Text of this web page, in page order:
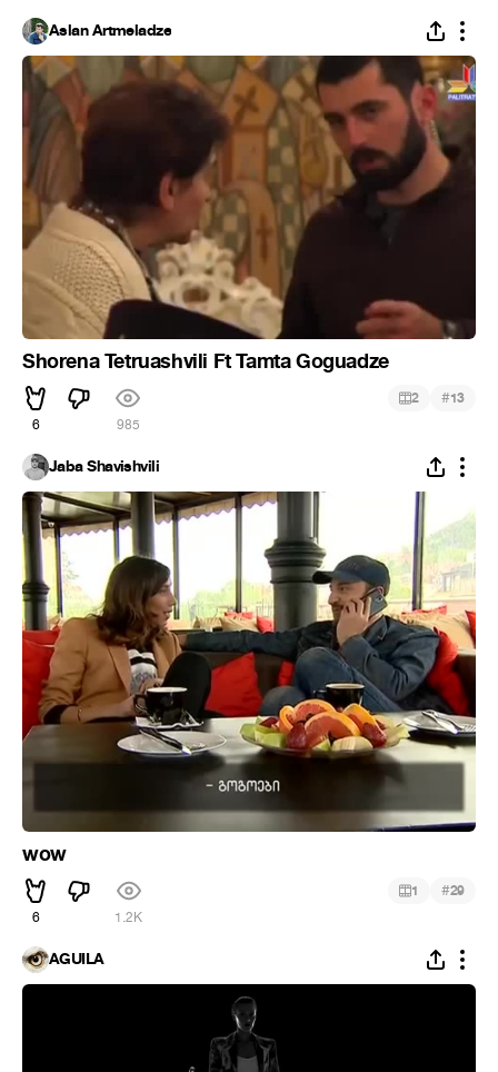
Aslan Artmeladze
Shorena Tetruashvili Ft Tamta Goguadze
6 985
2 #13
Jaba Shavishvili
wow
6 1.2K
1 #29
ÁGUILA